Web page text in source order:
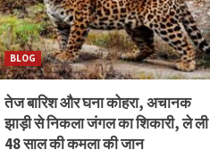
BLOG
तेज बारिश और घना कोहरा, अचानक
झाड़ी से निकला जंगल का शिकारी, ले ली
48 साल की कमला की जान